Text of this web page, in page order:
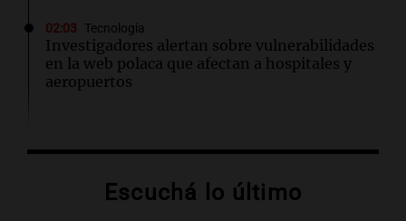
02:03 Tecnología
Investigadores alertan sobre vulnerabilidades
en la web polaca que afectan a hospitales y
aeropuertos
Trump vuelve a intentar limitar la ciudadanía
Escuchá lo último